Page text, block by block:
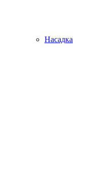
Насадка